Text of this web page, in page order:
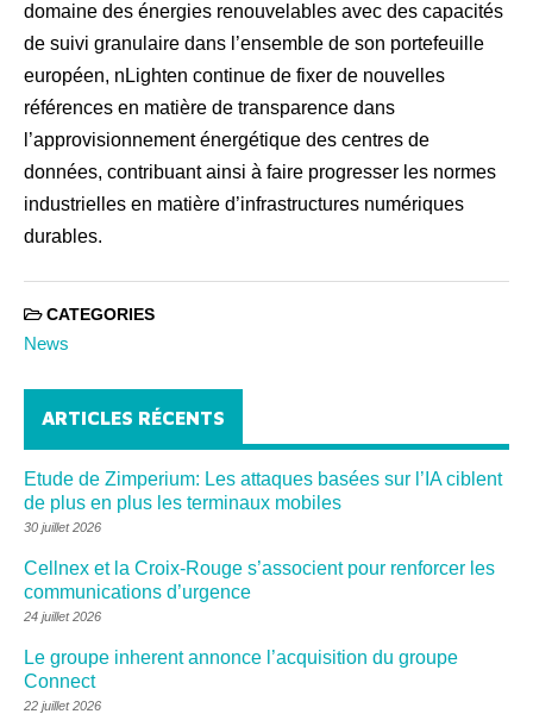
domaine des énergies renouvelables avec des capacités
de suivi granulaire dans l’ensemble de son portefeuille
européen, nLighten continue de fixer de nouvelles
références en matière de transparence dans
l’approvisionnement énergétique des centres de
données, contribuant ainsi à faire progresser les normes
industrielles en matière d’infrastructures numériques
durables.
CATEGORIES
News
ARTICLES RÉCENTS
Etude de Zimperium: Les attaques basées sur l’IA ciblent
de plus en plus les terminaux mobiles
30 juillet 2026
Cellnex et la Croix-Rouge s’associent pour renforcer les
communications d’urgence
24 juillet 2026
Le groupe inherent annonce l’acquisition du groupe
Connect
22 juillet 2026